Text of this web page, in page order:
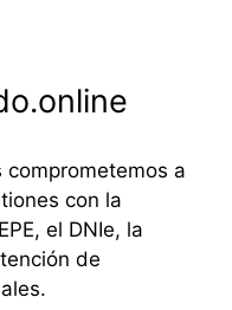
a
con la
el DNIe, la
de